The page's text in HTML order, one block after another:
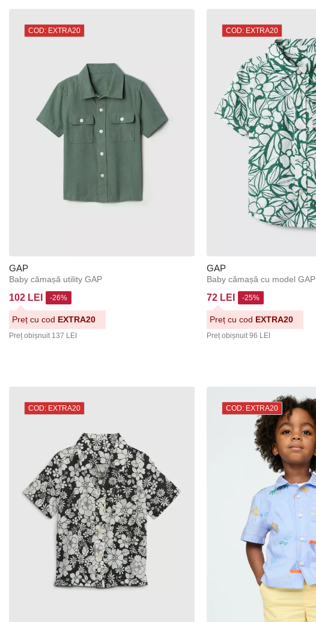
COD: EXTRA20
GAP
Baby cămașă utility GAP
102 LEI
Preț obișnuit 137 LEI
-26%
Preț cu cod EXTRA20
COD: EXTRA20
GAP
Baby cămașă cu model GAP
72 LEI
Preț obișnuit 96 LEI
-25%
Preț cu cod EXTRA20
COD: EXTRA20 COD: EXTRA20